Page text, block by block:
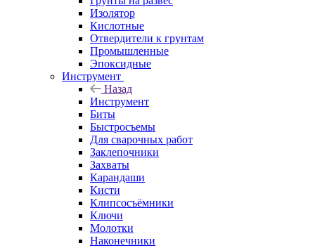
Изолятор
Кислотные
Отвердители к грунтам
Промышленные
Эпоксидные
Инструмент
Назад
Инструмент
Биты
Быстросъемы
Для сварочных работ
Заклепочники
Захваты
Карандаши
Кисти
Клипсосъёмники
Ключи
Молотки
Наконечники